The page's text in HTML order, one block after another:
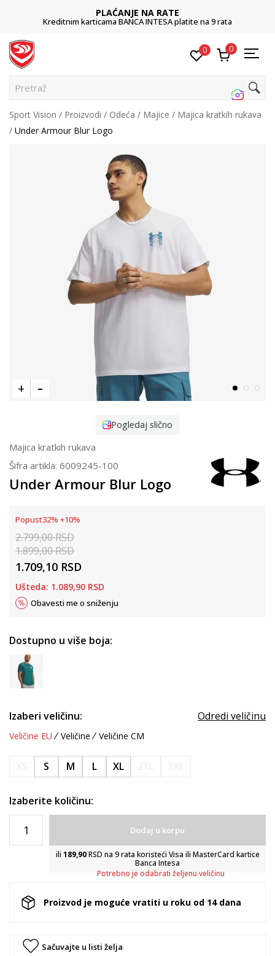
PLAĆANJE NA RATE
Kreditnim karticama BANCA INTESA platite na 9 rata
0 0
Pretraži sa
Sport Vision Proizvodi Odeća Majice
Majica kratkih rukava
Under Armour Blur Logo
Pogledaj slično
Majica kratkih rukava
Šifra artikla: 6009245-100
Under Armour Blur Logo
Popust32% +10%
2.799,00RSD
1.899,00RSD
1.709,10 RSD
Ušteda: 1.089,90 RSD
Obavesti me o sniženju
Dostupno u više boja:
Izaberi veličinu: Odredi veličinu
Veličine EU Veličine Veličine CM
S M L XL
Izaberite količinu:
Dodaj u korpu
ili 189,90RSD na 9 rata koristeći Visa ili MasterCard kartice
Banca Intesa
Potrebno je odabrati željenu veličinu
Proizvod je moguće vratiti u roku od 14 dana
Sačuvajte u listi želja